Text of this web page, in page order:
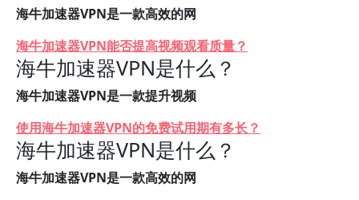
海牛加速器VPN是一款高效的网
海牛加速器VPN能否提高视频观看质量？
海牛加速器VPN是什么？
海牛加速器VPN是一款提升视频
使用海牛加速器VPN的免费试用期有多长？
海牛加速器VPN是什么？
海牛加速器VPN是一款高效的网